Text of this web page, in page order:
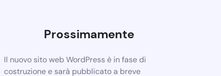
Prossimamente
Il nuovo sito web WordPress è in fase di
costruzione e sarà pubblicato a breve